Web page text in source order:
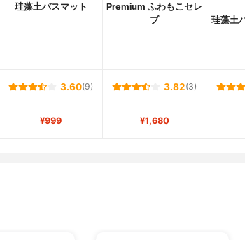
珪藻土バスマット
Premium ふわもこセレ
ブ
珪藻土
3.60(9) 3.82(3)
¥999 ¥1,680